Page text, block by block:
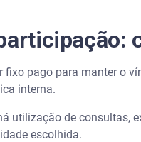
pago para manter o
interna.
utilização de consultas,
escolhida.